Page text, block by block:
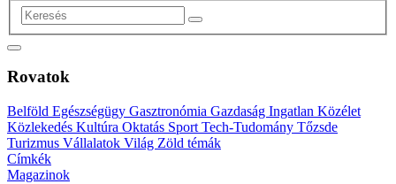
Rovatok
Belföld Egészségügy Gasztronómia Gazdaság Ingatlan Közélet
Közlekedés Kultúra Oktatás Sport Tech-Tudomány Tőzsde
Turizmus Vállalatok Világ Zöld témák
Címkék
Magazinok